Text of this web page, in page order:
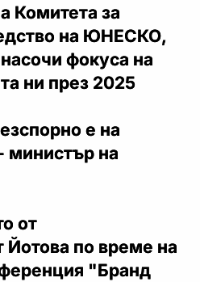
Комитета за
на ЮНЕСКО,
фокуса на
ни през 2025
е на
министър на
от
Йотова по време на
"Бранд